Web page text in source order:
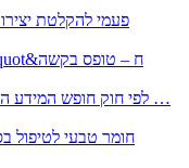
) 1998 ( לפי חוק חופש המידע התשנ;ח – טופס בקשה לקבלת …
חומר טבעי לטיפול